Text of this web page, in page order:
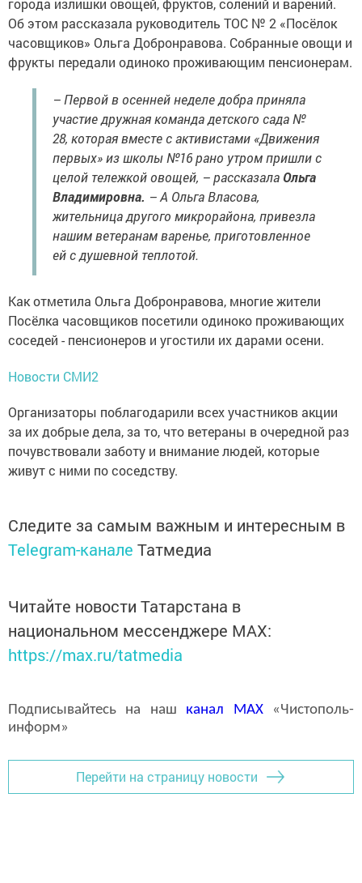
города излишки овощей, фруктов, солений и варений.
Об этом рассказала руководитель ТОС № 2 «Посёлок
часовщиков» Ольга Добронравова. Собранные овощи и
фрукты передали одиноко проживающим пенсионерам.
– Первой в осенней неделе добра приняла
участие дружная команда детского сада №
28, которая вместе с активистами «Движения
первых» из школы №16 рано утром пришли с
целой тележкой овощей, – рассказала Ольга
Владимировна. – А Ольга Власова,
жительница другого микрорайона, привезла
нашим ветеранам варенье, приготовленное
ей с душевной теплотой.
Как отметила Ольга Добронравова, многие жители
Посёлка часовщиков посетили одиноко проживающих
соседей - пенсионеров и угостили их дарами осени.
Новости СМИ2
Организаторы поблагодарили всех участников акции
за их добрые дела, за то, что ветераны в очередной раз
почувствовали заботу и внимание людей, которые
живут с ними по соседству.
Следите за самым важным и интересным в
Telegram-канале Татмедиа
Читайте новости Татарстана в
национальном мессенджере MАХ:
https://max.ru/tatmedia
Подписывайтесь на наш канал MAX«Чистополь-
информ»
Перейти на страницу новости